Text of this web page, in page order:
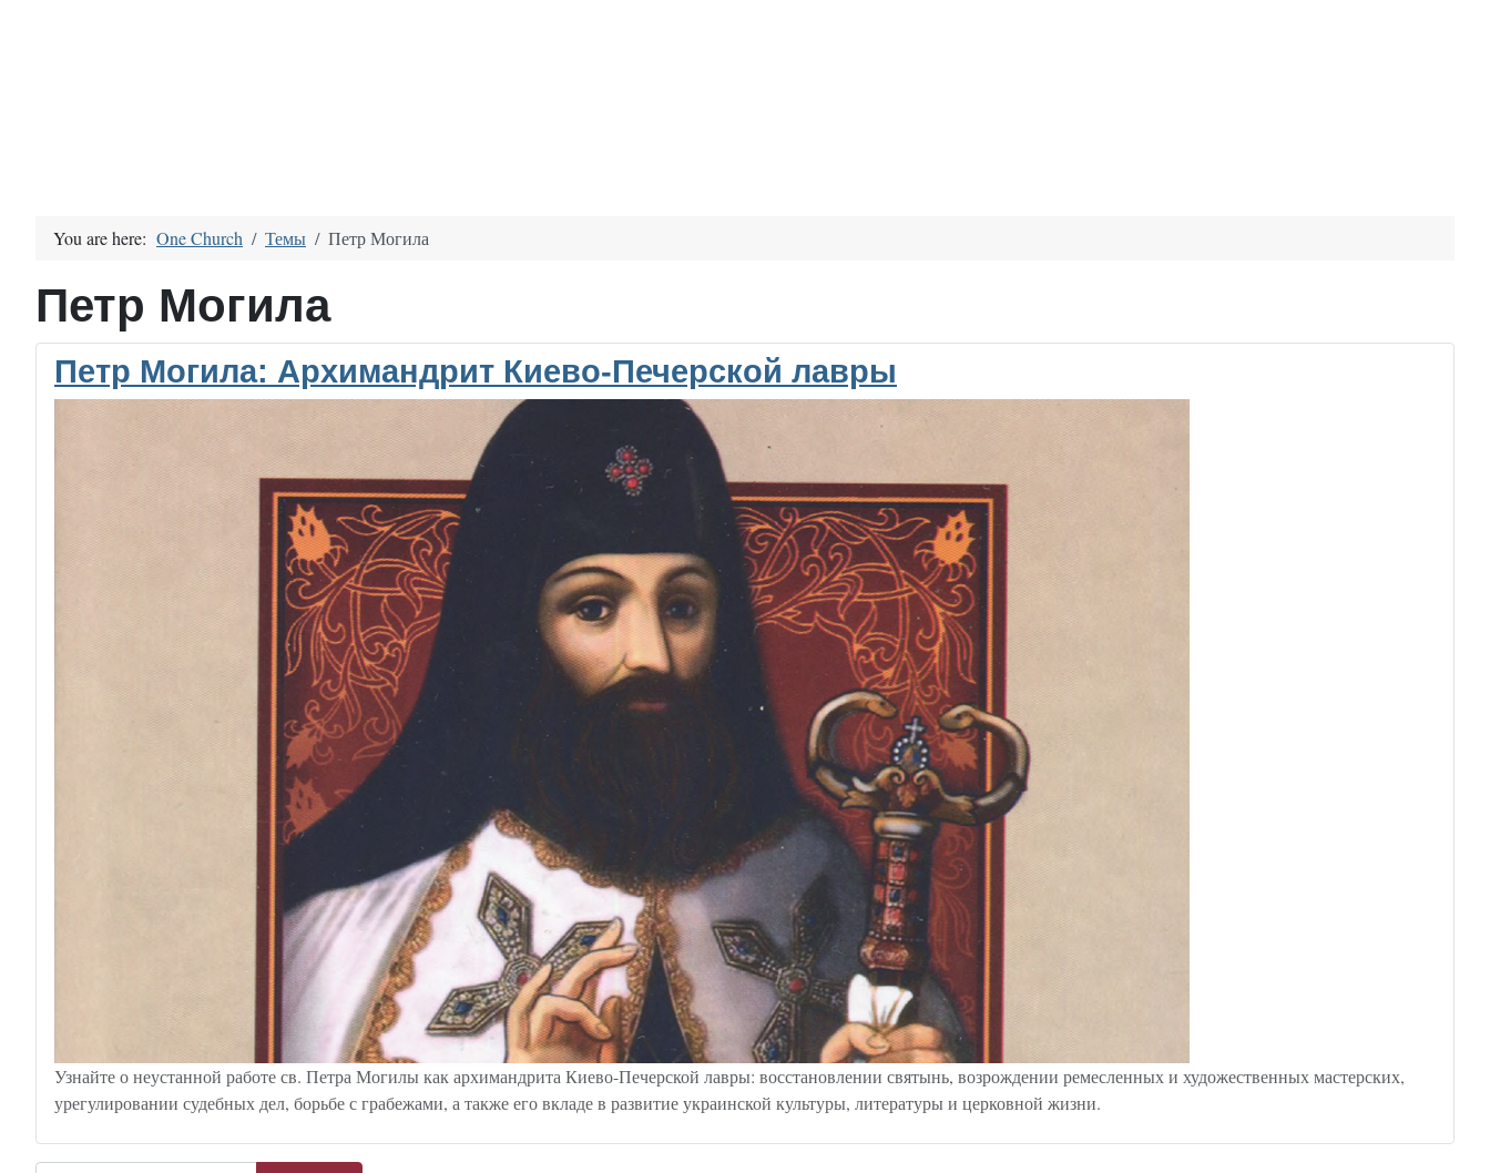
You are here: One Church Темы Петр Могила
Петр Могила
Петр Могила: Архимандрит Киево-Печерской лавры
Узнайте о неустанной работе св. Петра Могилы как архимандрита Киево-Печерской лавры: восстановлении святынь, возрождении ремесленных и художественных мастерских,
урегулировании судебных дел, борьбе с грабежами, а также его вкладе в развитие украинской культуры, литературы и церковной жизни.